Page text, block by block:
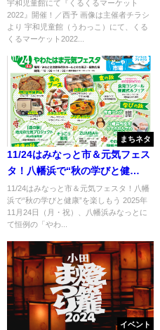
宇和児童館にて『くるくるマーケット
2022』開催！／西予 画像は主催者チラシ
より 宇和児童館（うわっこ）にて、くる
くるマーケット2022...
まちネタ
11/24はみなっと市＆元気フェス
タ！八幡浜で“秋の学びと健
康”を楽しもう
11/24はみなっと市＆元気フェスタ！八幡
浜で“秋の学びと健康”を楽しもう 2025年
11月24日（月・祝）、八幡浜みなっとに
て恒例の「やわ...
イベント